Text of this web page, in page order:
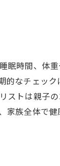
眠時間、体
的なチェック
ストは親子
家族全体で